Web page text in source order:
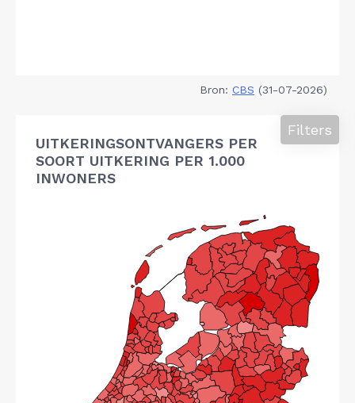
Bron: CBS (31-07-2026)
UITKERINGSONTVANGERS PER
SOORT UITKERING PER 1.000
INWONERS
Filters